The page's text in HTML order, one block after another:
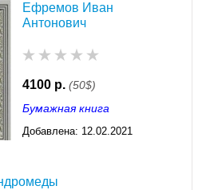
Ефремов Иван
Антонович
4100 р. (50$)
Бумажная книга
Добавлена: 12.02.2021